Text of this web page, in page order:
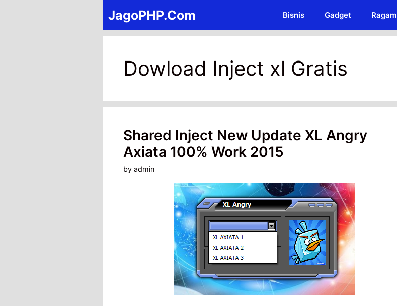
JagoPHP.Com Bisnis Gadget Ragam
Dowload Inject xl Gratis
Shared Inject New Update XL Angry
Axiata 100% Work 2015
by admin